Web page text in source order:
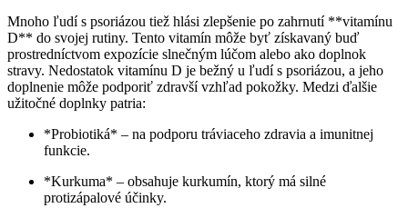
Mnoho⁣ ľudí s psoriázou tiež hlási zlepšenie po zahrnutí **vitamínu
D** do svojej rutiny. Tento vitamín môže byť získavaný buď
prostredníctvom expozície slnečným ​lúčom alebo ako doplnok
stravy. Nedostatok vitamínu D je‍ bežný u‌ ľudí s psoriázou, a⁢ jeho
doplnenie môže‍ podporiť ⁢zdravší vzhľad pokožky. Medzi ďalšie
užitočné doplnky patria:
*Probiotiká*⁤ – na podporu tráviaceho zdravia a ‌imunitnej‍
funkcie.
*Kurkuma* – obsahuje kurkumín, ktorý má⁣ silné
protizápalové účinky.